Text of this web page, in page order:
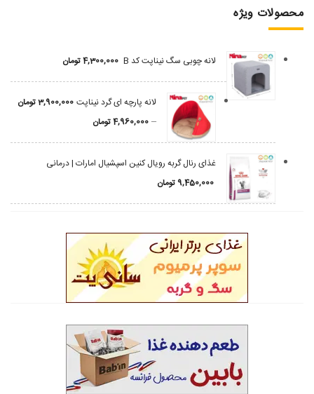
محصولات ویژه
لانه چوبی سگ نیناپت کد B 4,300,000تومان
لانه پارچه ای گرد نیناپت 3,900,000تومان
–
4,960,000تومان
غذای رنال گربه رویال کنین اسپشیال امارات | درمانی
9,450,000 تومان